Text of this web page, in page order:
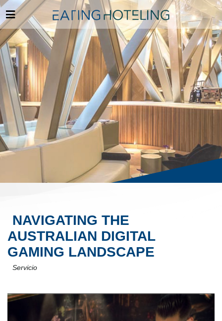
NAVIGATING THE
AUSTRALIAN DIGITAL
GAMING LANDSCAPE
Servicio